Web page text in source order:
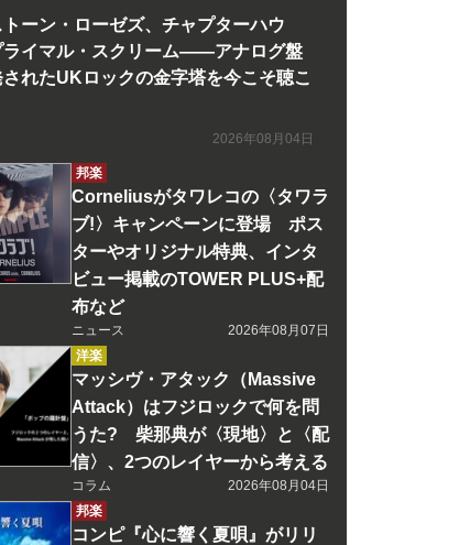
ーン・ローゼズ、チャプターハウ
ライマル・スクリーム――アナログ盤
れたUKロックの金字塔を今こそ聴こ
2026年08月04日
邦楽
Corneliusがタワレコの〈タワラ
ブ!〉キャンペーンに登場 ポス
ターやオリジナル特典、インタ
ビュー掲載のTOWER PLUS+配
布など
ニュース
2026年08月07日
洋楽
マッシヴ・アタック（Massive
Attack）はフジロックで何を問
うた? 柴那典が〈現地〉と〈配
信〉、2つのレイヤーから考える
コラム
2026年08月04日
邦楽
コンピ『心に響く夏唄』がリリ